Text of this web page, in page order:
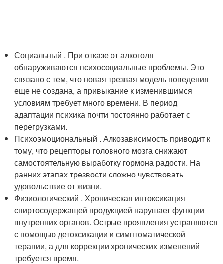
Социальный . При отказе от алкоголя
обнаруживаются психосоциальные проблемы. Это
связано с тем, что новая трезвая модель поведения
еще не создана, а привыкание к изменившимся
условиям требует много времени. В период
адаптации психика почти постоянно работает с
перегрузками.
Психоэмоциональный . Алкозависимость приводит к
тому, что рецепторы головного мозга снижают
самостоятельную выработку гормона радости. На
ранних этапах трезвости сложно чувствовать
удовольствие от жизни.
Физиологический . Хроническая интоксикация
спиртосодержащей продукцией нарушает функции
внутренних органов. Острые проявления устраняются
с помощью детоксикации и симптоматической
терапии, а для коррекции хронических изменений
требуется время.